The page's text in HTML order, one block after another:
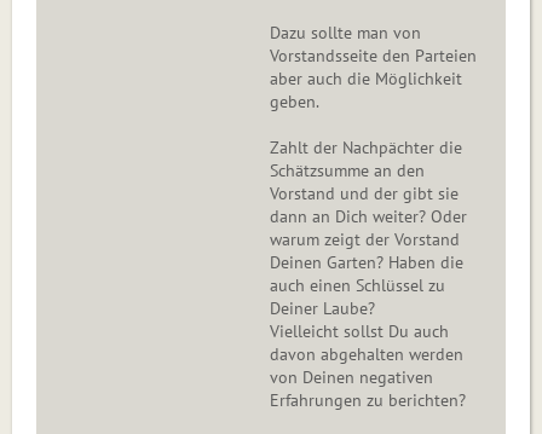
Dazu sollte man von
Vorstandsseite den Parteien
aber auch die Möglichkeit
geben.
Zahlt der Nachpächter die
Schätzsumme an den
Vorstand und der gibt sie
dann an Dich weiter? Oder
warum zeigt der Vorstand
Deinen Garten? Haben die
auch einen Schlüssel zu
Deiner Laube?
Vielleicht sollst Du auch
davon abgehalten werden
von Deinen negativen
Erfahrungen zu berichten?